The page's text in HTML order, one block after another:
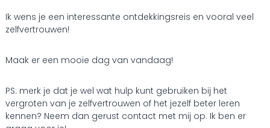
Ik wens je een interessante ontdekkingsreis en vooral veel
zelfvertrouwen!
Maak er een mooie dag van vandaag!
PS: merk je dat je wel wat hulp kunt gebruiken bij het
vergroten van je zelfvertrouwen of het jezelf beter leren
kennen? Neem dan gerust contact met mij op. Ik ben er